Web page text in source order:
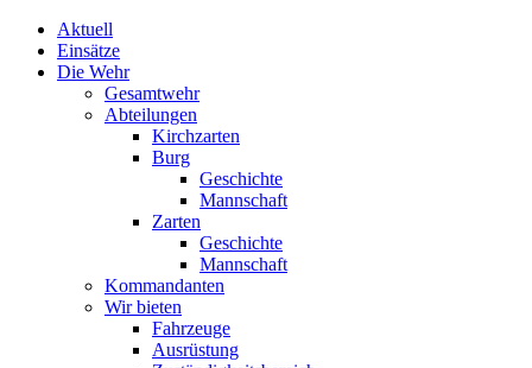
Aktuell
Einsätze
Die Wehr
Gesamtwehr
Abteilungen
Kirchzarten
Burg
Geschichte
Mannschaft
Zarten
Geschichte
Mannschaft
Kommandanten
Wir bieten
Fahrzeuge
Ausrüstung